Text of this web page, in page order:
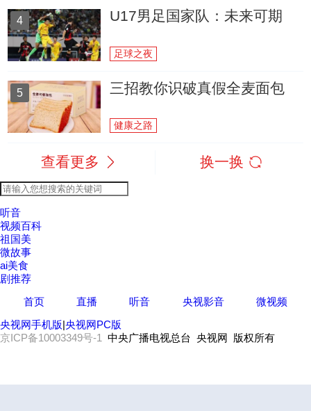
4 U17男足国家队：未来可期
足球之夜
5 三招教你识破真假全麦面包
健康之路
查看更多 换一换
听音
视频百科
祖国美
微故事
ai美食
剧推荐
首页
直播 听音 央视影音
微视频
央视网手机版|央视网PC版
京ICP备10003349号-1
中央广播电视总台 央视网 版权所有